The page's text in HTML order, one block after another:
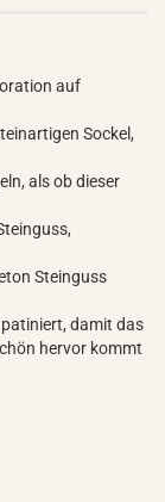
auf
Sockel,
als ob dieser
Steinguss
damit das
hervor kommt